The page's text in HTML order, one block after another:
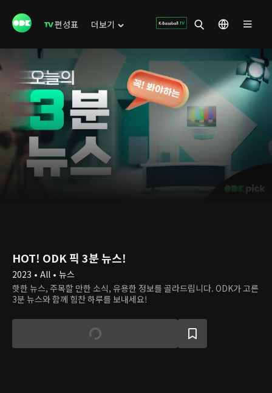
편성표 더보기
HOT! ODK 픽 3분 뉴스!
2023 • All • 뉴스
핫한 뉴스, 주목할 만한 소식, 유용한 정보를 골라드립니다. ODK가 고른
3분 뉴스와 함께 힘찬 하루를 보내세요!